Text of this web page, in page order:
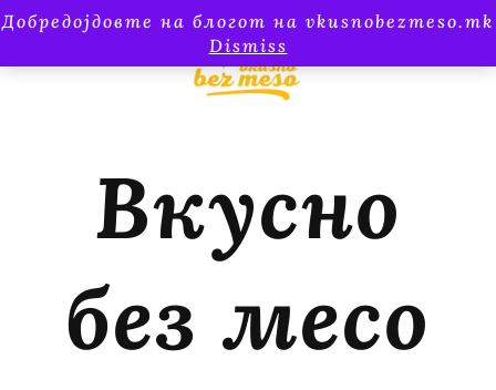
Добредојдовте на блогот на vkusnobezmeso.mk
Dismiss
Вкусно
без месо